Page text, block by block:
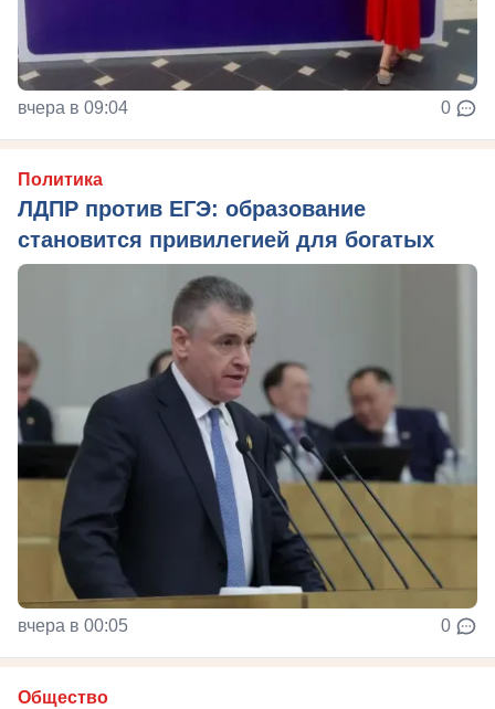
вчера в 09:04 0
Политика
ЛДПР против ЕГЭ: образование
становится привилегией для богатых
вчера в 00:05 0
Общество